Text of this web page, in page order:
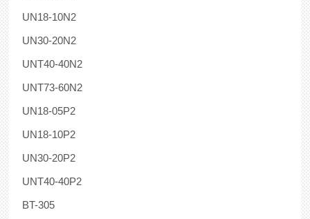
UN18-10N2
UN30-20N2
UNT40-40N2
UNT73-60N2
UN18-05P2
UN18-10P2
UN30-20P2
UNT40-40P2
BT-305